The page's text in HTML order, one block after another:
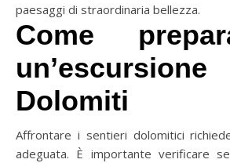
paesaggi di straordinaria bellezza.
Come
Dolomiti
Affrontare i sentieri dolomitici
adeguata. È importante verificare